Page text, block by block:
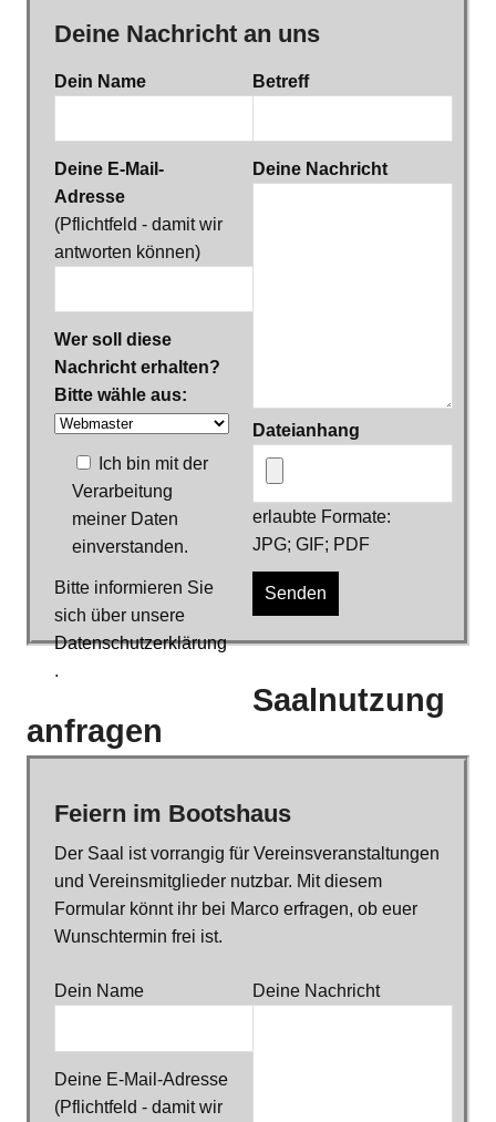
Deine Nachricht an uns
Dein Name
Deine E-Mail-
Adresse
(Pflichtfeld - damit wir
antworten können)
Wer soll diese
Nachricht erhalten?
Bitte wähle aus:
Ich bin mit der
Verarbeitung
meiner Daten
einverstanden.
Bitte informieren Sie
sich über unsere
Datenschutzerklärung
.
Betreff
Deine Nachricht
Dateianhang
erlaubte Formate:
JPG; GIF; PDF
Saalnutzung
anfragen
Feiern im Bootshaus
Der Saal ist vorrangig für Vereinsveranstaltungen
und Vereinsmitglieder nutzbar. Mit diesem
Formular könnt ihr bei Marco erfragen, ob euer
Wunschtermin frei ist.
Dein Name
Deine E-Mail-Adresse
(Pflichtfeld - damit wir
Deine Nachricht